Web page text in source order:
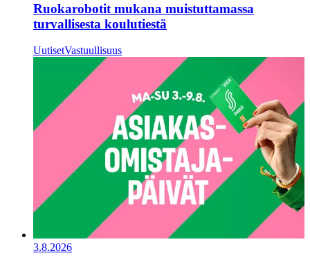
Ruokarobotit mukana muistuttamassa
turvallisesta koulutiestä
UutisetVastuullisuus
3.8.2026